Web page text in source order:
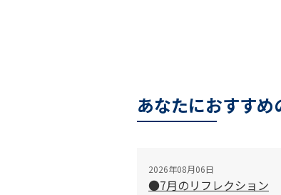
あなたにおすすめ
2026年08月06日
●7月のリフレクション